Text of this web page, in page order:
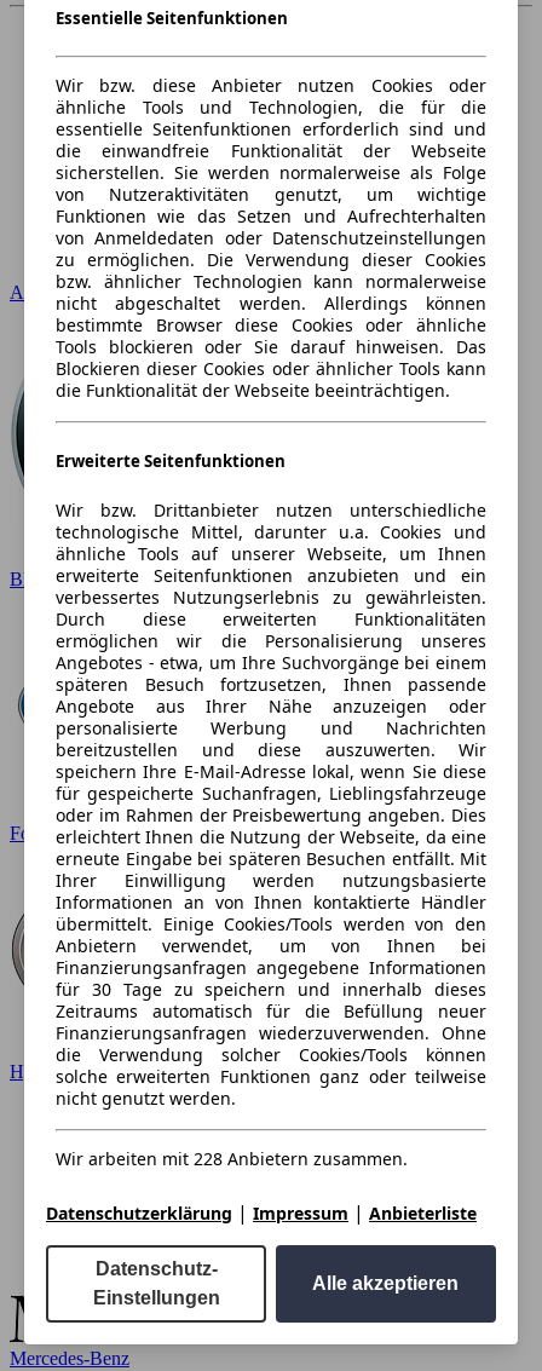
Audi
BMW
Ford
Hyundai
Mercedes-Benz
Essentielle Seitenfunktionen
Wir bzw. diese Anbieter nutzen Cookies oder
ähnliche Tools und Technologien, die für die
essentielle Seitenfunktionen erforderlich sind und
die einwandfreie Funktionalität der Webseite
sicherstellen. Sie werden normalerweise als Folge
von Nutzeraktivitäten genutzt, um wichtige
Funktionen wie das Setzen und Aufrechterhalten
von Anmeldedaten oder Datenschutzeinstellungen
zu ermöglichen. Die Verwendung dieser Cookies
bzw. ähnlicher Technologien kann normalerweise
nicht abgeschaltet werden. Allerdings können
bestimmte Browser diese Cookies oder ähnliche
Tools blockieren oder Sie darauf hinweisen. Das
Blockieren dieser Cookies oder ähnlicher Tools kann
die Funktionalität der Webseite beeinträchtigen.
Erweiterte Seitenfunktionen
Wir bzw. Drittanbieter nutzen unterschiedliche
technologische Mittel, darunter u.a. Cookies und
ähnliche Tools auf unserer Webseite, um Ihnen
erweiterte Seitenfunktionen anzubieten und ein
verbessertes Nutzungserlebnis zu gewährleisten.
Durch diese erweiterten Funktionalitäten
ermöglichen wir die Personalisierung unseres
Angebotes - etwa, um Ihre Suchvorgänge bei einem
späteren Besuch fortzusetzen, Ihnen passende
Angebote aus Ihrer Nähe anzuzeigen oder
personalisierte Werbung und Nachrichten
bereitzustellen und diese auszuwerten. Wir
speichern Ihre E-Mail-Adresse lokal, wenn Sie diese
für gespeicherte Suchanfragen, Lieblingsfahrzeuge
oder im Rahmen der Preisbewertung angeben. Dies
erleichtert Ihnen die Nutzung der Webseite, da eine
erneute Eingabe bei späteren Besuchen entfällt. Mit
Ihrer Einwilligung werden nutzungsbasierte
Informationen an von Ihnen kontaktierte Händler
übermittelt. Einige Cookies/Tools werden von den
Anbietern verwendet, um von Ihnen bei
Finanzierungsanfragen angegebene Informationen
für 30 Tage zu speichern und innerhalb dieses
Zeitraums automatisch für die Befüllung neuer
Finanzierungsanfragen wiederzuverwenden. Ohne
die Verwendung solcher Cookies/Tools können
solche erweiterten Funktionen ganz oder teilweise
nicht genutzt werden.
Wir arbeiten mit 228 Anbietern zusammen.
Datenschutzerklärung | Impressum | Anbieterliste
Datenschutz-
Einstellungen
Alle akzeptieren